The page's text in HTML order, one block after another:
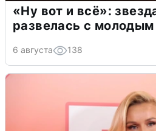
«Ну вот и всё»:
развелась с
6 августа 138